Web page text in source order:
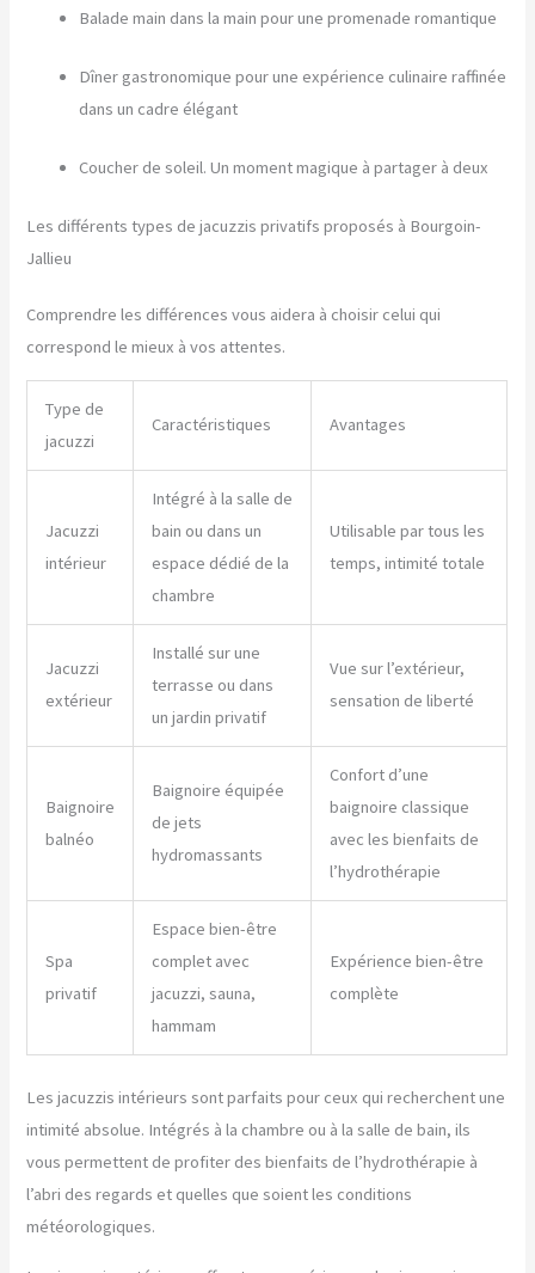
Balade main dans la main pour une promenade romantique
Dîner gastronomique pour une expérience culinaire raffinée
dans un cadre élégant
Coucher de soleil. Un moment magique à partager à deux
Les différents types de jacuzzis privatifs proposés à Bourgoin-
Jallieu
Comprendre les différences vous aidera à choisir celui qui
correspond le mieux à vos attentes.
Type de
jacuzzi
Caractéristiques Avantages
Jacuzzi
intérieur
Intégré à la salle de
bain ou dans un
espace dédié de la
chambre
Utilisable par tous les
temps, intimité totale
Jacuzzi
extérieur
Installé sur une
terrasse ou dans
un jardin privatif
Vue sur l’extérieur,
sensation de liberté
Baignoire
balnéo
Baignoire équipée
de jets
hydromassants
Confort d’une
baignoire classique
avec les bienfaits de
l’hydrothérapie
Spa
privatif
Espace bien-être
complet avec
jacuzzi, sauna,
hammam
Expérience bien-être
complète
Les jacuzzis intérieurs sont parfaits pour ceux qui recherchent une
intimité absolue. Intégrés à la chambre ou à la salle de bain, ils
vous permettent de profiter des bienfaits de l’hydrothérapie à
l’abri des regards et quelles que soient les conditions
météorologiques.